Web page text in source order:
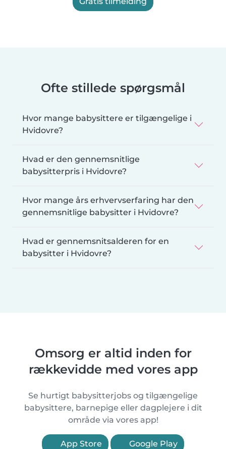
Ofte stillede spørgsmål
Hvor mange babysittere er tilgængelige i
Hvidovre?
Hvad er den gennemsnitlige
babysitterpris i Hvidovre?
Hvor mange års erhvervserfaring har den
gennemsnitlige babysitter i Hvidovre?
Hvad er gennemsnitsalderen for en
babysitter i Hvidovre?
Omsorg er altid inden for
rækkevidde med vores app
Se hurtigt babysitterjobs og tilgængelige
babysittere, barnepige eller dagplejere i dit
område via vores app!
App Store Google Play